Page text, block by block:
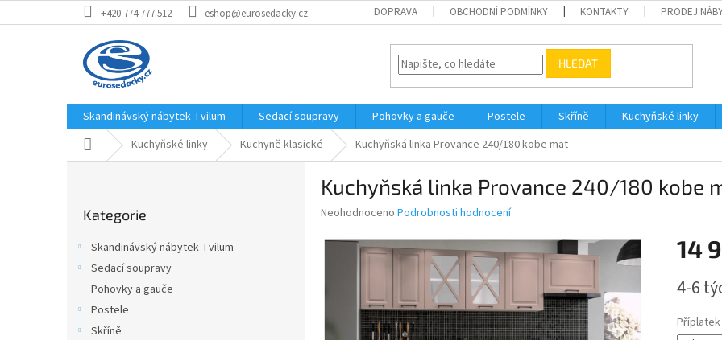
na
+420 774 777 512 eshop@eurosedacky.cz DOPRAVA OBCHODNÍ PODMÍNKY KONTAKTY PRODEJ
HLEDAT
Skandinávský nábytek Tvilum Sedací soupravy Pohovky a gauče Postele Skříně Kuchyňské linky
Domů Kuchyňské linky Kuchyně klasické Kuchyňská linka Provance 240/180 kobe mat
kategorie
Kategorie
Skandinávský nábytek Tvilum
Sedací soupravy
Pohovky a gauče
Postele
Skříně
Kuchyňská linka Provance 240/180 kobe
Průměrné
produktu
hvězdiček.
Neohodnoceno Podrobnosti hodnocení
14
cena:
4-6